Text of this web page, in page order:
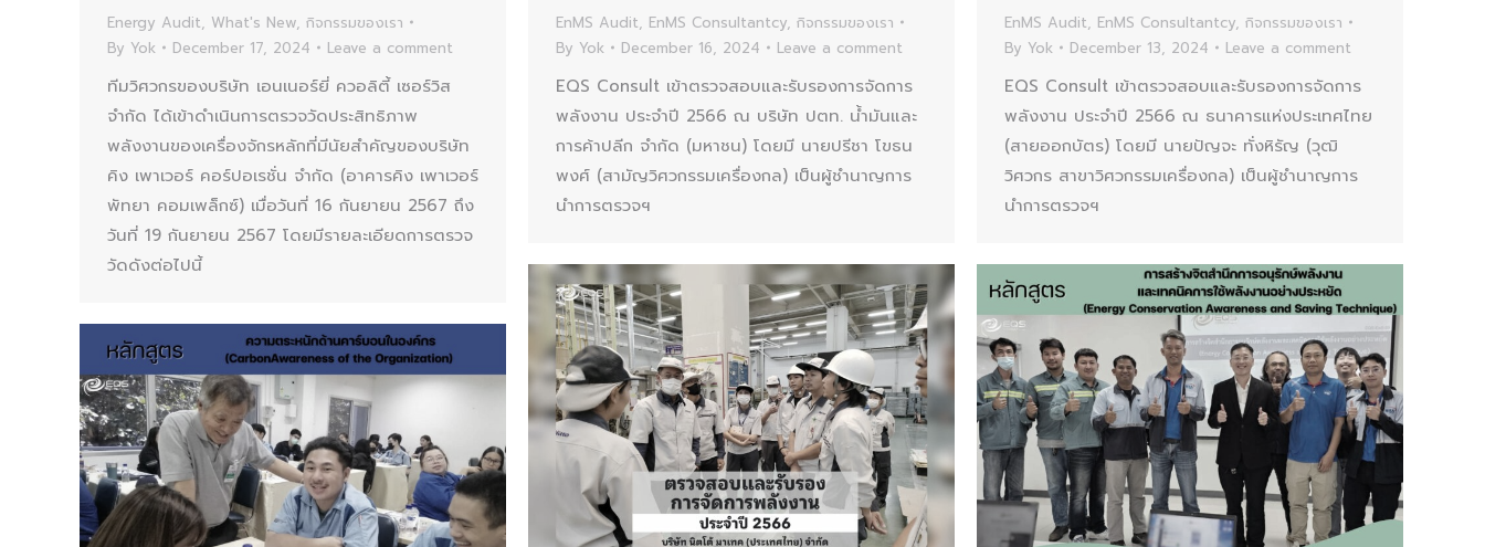
Energy Audit, What's New, กิจกรรมของเรา
By Yok December 17, 2024 Leave a comment
ทีมวิศวกรของบริษัท เอนเนอร์ยี่ ควอลิตี้ เซอร์วิส
จำกัด ได้เข้าดำเนินการตรวจวัดประสิทธิภาพ
พลังงานของเครื่องจักรหลักที่มีนัยสำคัญของบริษัท
คิง เพาเวอร์ คอร์ปอเรชั่น จำกัด (อาคารคิง เพาเวอร์
พัทยา คอมเพล็กซ์) เมื่อวันที่ 16 กันยายน 2567 ถึง
วันที่ 19 กันยายน 2567 โดยมีรายละเอียดการตรวจ
วัดดังต่อไปนี้
EnMS Audit, EnMS Consultantcy, กิจกรรมของเรา
By Yok December 16, 2024 Leave a comment
EQS Consult เข้าตรวจสอบและรับรองการจัดการ
พลังงาน ประจำปี 2566 ณ บริษัท ปตท. น้ำมันและ
การค้าปลีก จำกัด (มหาชน) โดยมี นายปรีชา โขธน
พงศ์ (สามัญวิศวกรรมเครื่องกล) เป็นผู้ชำนาญการ
นำการตรวจฯ
EnMS Audit, EnMS Consultantcy, กิจกรรมของเรา
By Yok December 13, 2024 Leave a comment
EQS Consult เข้าตรวจสอบและรับรองการจัดการ
พลังงาน ประจำปี 2566 ณ ธนาคารแห่งประเทศไทย
(สายออกบัตร) โดยมี นายปัญจะ ทั่งหิรัญ (วุฒิ
วิศวกร สาขาวิศวกรรมเครื่องกล) เป็นผู้ชำนาญการ
นำการตรวจฯ